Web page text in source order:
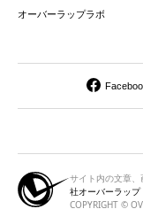
オーバーラップラボ
サイト内の文章、
社オーバーラップ
COPYRIGHT ©